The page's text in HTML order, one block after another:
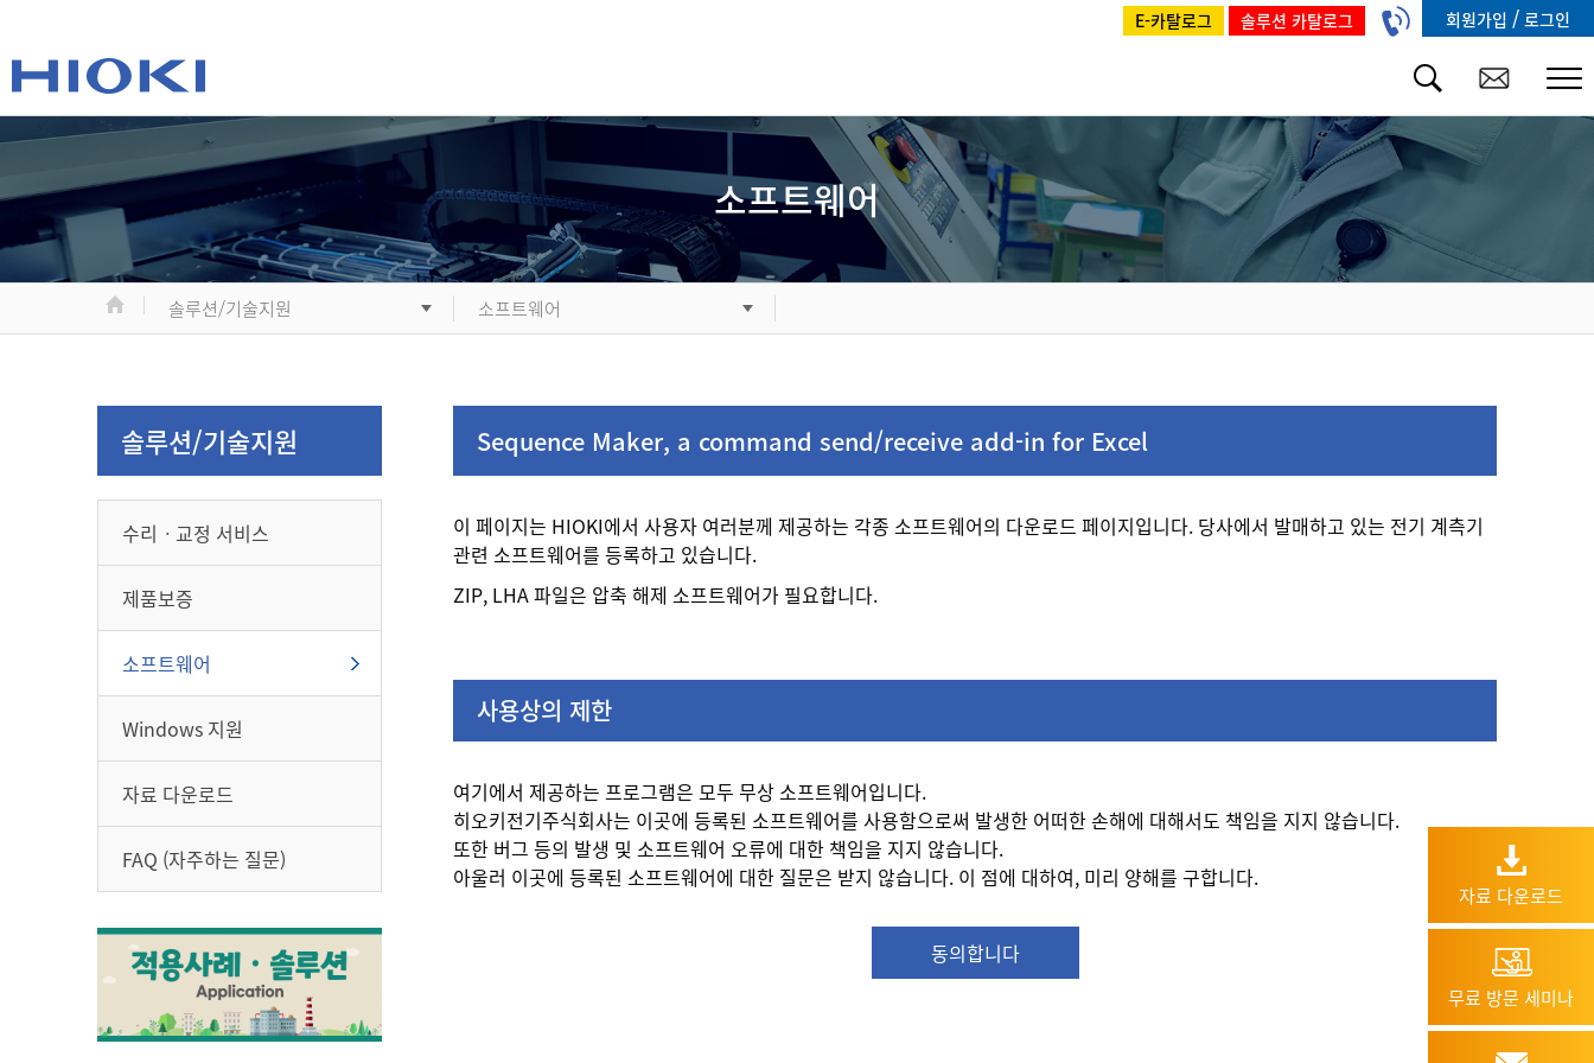
E-카탈로그 솔루션 카탈로그 회원가입 / 로그인
소프트웨어
솔루션/기술지원 소프트웨어
솔루션/기술지원
수리ㆍ교정 서비스
제품보증
소프트웨어
Windows 지원
자료 다운로드
FAQ (자주하는 질문)
Sequence Maker, a command send/receive add-in for Excel
이 페이지는 HIOKI에서 사용자 여러분께 제공하는 각종 소프트웨어의 다운로드 페이지입니다. 당사에서 발매하고 있는 전기 계측기
관련 소프트웨어를 등록하고 있습니다.
ZIP, LHA 파일은 압축 해제 소프트웨어가 필요합니다.
사용상의 제한
여기에서 제공하는 프로그램은 모두 무상 소프트웨어입니다.
히오키전기주식회사는 이곳에 등록된 소프트웨어를 사용함으로써 발생한 어떠한 손해에 대해서도 책임을 지지 않습니다.
또한 버그 등의 발생 및 소프트웨어 오류에 대한 책임을 지지 않습니다.
아울러 이곳에 등록된 소프트웨어에 대한 질문은 받지 않습니다. 이 점에 대하여, 미리 양해를 구합니다.
동의합니다
자료 다운로드
무료 방문 세미나